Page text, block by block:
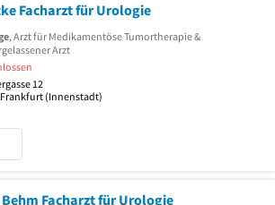
Facharzt für Urologie
, Arzt für Medikamentöse Tumortherapie &
Arzt
12
Frankfurt (Innenstadt)
Behm Facharzt für Urologie